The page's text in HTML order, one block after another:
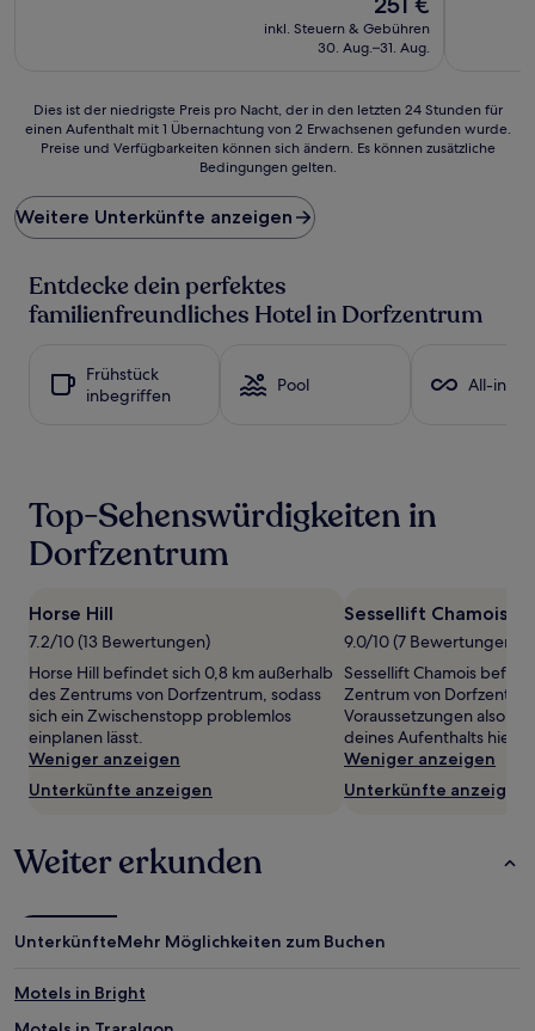
Preis
beträgt
inkl. Steuern & Gebühren
30. Aug.–31. Aug.
Dies
ist
Preis
pro
Nacht,
den
letzten
einen
gefunden
wurde.
Preise
Verfügbarkeiten
können
sich
ändern.
können
zusätzliche
Bedingungen
Dies ist der niedrigste Preis pro Nacht, der in den letzten 24 Stunden für
einen Aufenthalt mit 1 Übernachtung von 2 Erwachsenen gefunden wurde.
Preise und Verfügbarkeiten können sich ändern. Es können zusätzliche
Bedingungen gelten.
Weitere Unterkünfte anzeigen
Entdecke dein perfektes
familienfreundliches Hotel in Dorfzentrum
Frühstück
inbegriffen
Pool All-
Top-Sehenswürdigkeiten in
Dorfzentrum
Horse Hill
7.2/10 (13 Bewertungen)
Horse Hill befindet sich 0,8 km außerhalb
des Zentrums von Dorfzentrum, sodass
sich ein Zwischenstopp problemlos
einplanen lässt.
Weniger anzeigen
Unterkünfte anzeigen
Sessellift Chamois
9.0/10 (7 Bewertungen)
Sessellift Chamois
Zentrum von
Voraussetzungen also,
deines Aufenthalts hier
Weniger anzeigen
Unterkünfte anzeigen
Weiter erkunden
UnterkünfteMehr Möglichkeiten zum Buchen
Motels in Bright